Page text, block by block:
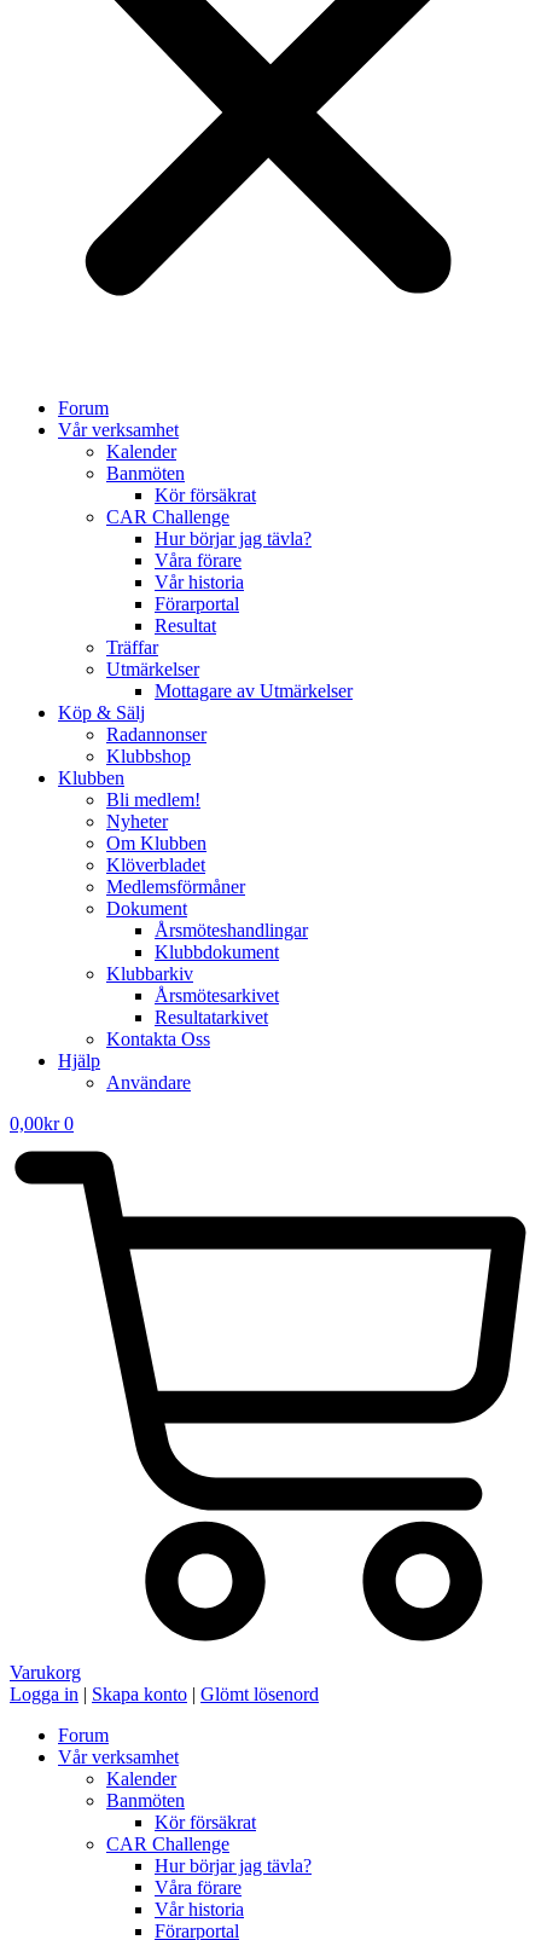
Forum
Vår verksamhet
Kalender
Banmöten
Kör försäkrat
CAR Challenge
Hur börjar jag tävla?
Våra förare
Vår historia
Förarportal
Resultat
Träffar
Utmärkelser
Mottagare av Utmärkelser
Köp & Sälj
Radannonser
Klubbshop
Klubben
Bli medlem!
Nyheter
Om Klubben
Klöverbladet
Medlemsförmåner
Dokument
Årsmöteshandlingar
Klubbdokument
Klubbarkiv
Årsmötesarkivet
Resultatarkivet
Kontakta Oss
Hjälp
Användare
0,00kr 0
Varukorg
Logga in | Skapa konto | Glömt lösenord
Forum
Vår verksamhet
Kalender
Banmöten
Kör försäkrat
CAR Challenge
Hur börjar jag tävla?
Våra förare
Vår historia
Förarportal